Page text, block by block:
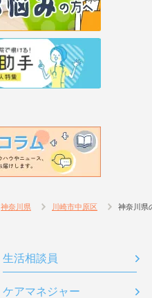
神奈川県 川崎市中原区 神奈川県
生活相談員
ケアマネジャー